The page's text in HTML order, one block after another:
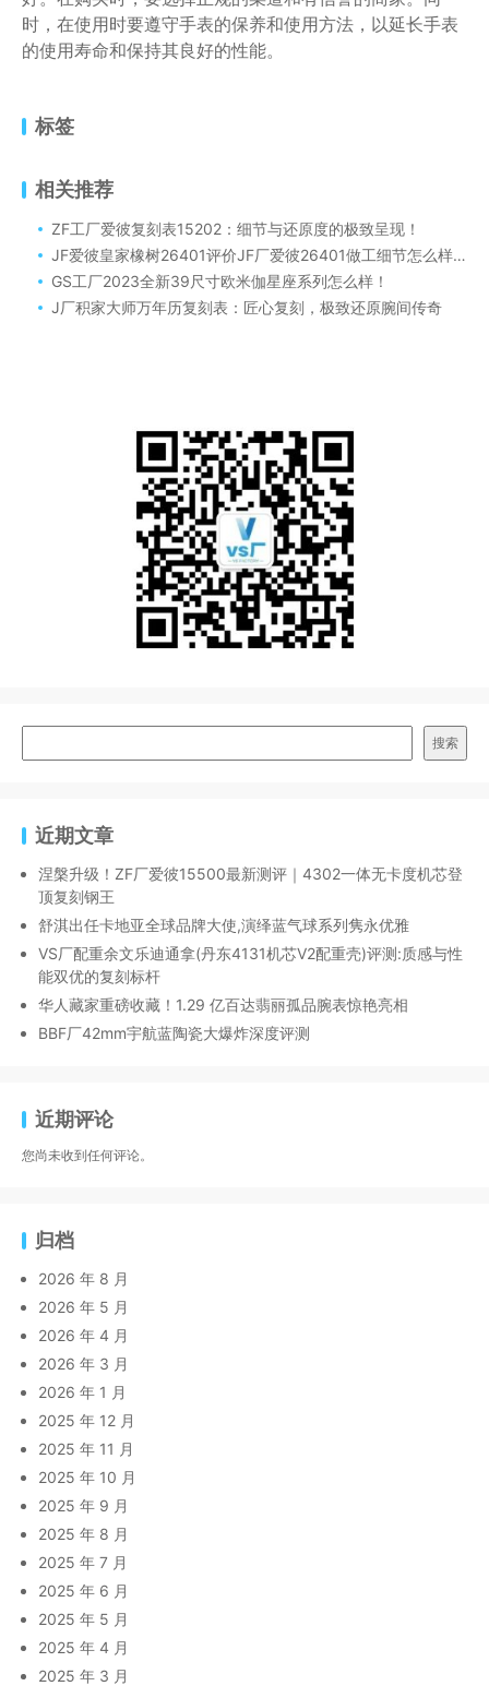
时，在使用时要遵守手表的保养和使用方法，以延长手表
的使用寿命和保持其良好的性能。
标签
相关推荐
ZF工厂爱彼复刻表15202：细节与还原度的极致呈现！
JF爱彼皇家橡树26401评价JF厂爱彼26401做工细节怎么样？
GS工厂2023全新39尺寸欧米伽星座系列怎么样！
J厂积家大师万年历复刻表：匠心复刻，极致还原腕间传奇
搜索
近期文章
涅槃升级！ZF厂爱彼15500最新测评｜4302一体无卡度机芯登
顶复刻钢王
舒淇出任卡地亚全球品牌大使,演绎蓝气球系列隽永优雅
VS厂配重余文乐迪通拿(丹东4131机芯V2配重壳)评测:质感与性
能双优的复刻标杆
华人藏家重磅收藏！1.29 亿百达翡丽孤品腕表惊艳亮相
BBF厂42mm宇航蓝陶瓷大爆炸深度评测
近期评论
您尚未收到任何评论。
归档
2026 年 8 月
2026 年 5 月
2026 年 4 月
2026 年 3 月
2026 年 1 月
2025 年 12 月
2025 年 11 月
2025 年 10 月
2025 年 9 月
2025 年 8 月
2025 年 7 月
2025 年 6 月
2025 年 5 月
2025 年 4 月
2025 年 3 月